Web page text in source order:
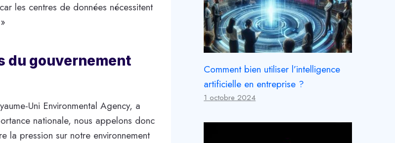
les centres de données nécessitent
du gouvernement
Uni Environmental Agency, a
nationale, nous appelons donc
la pression sur notre environnement
Comment bien utiliser l’intelligence
artificielle en entreprise ?
1 octobre 2024